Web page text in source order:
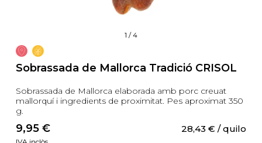
1 /4
Sobrassada de Mallorca Tradició CRISOL
Sobrassada de Mallorca elaborada amb porc creuat
mallorquí i ingredients de proximitat. Pes aproximat 350
g.
9,95 € 28,43 € / quilo